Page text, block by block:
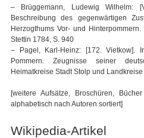
– Brüggemann, Ludewig Wilhelm:
Beschreibung des gegenwärtigen
Herzogthums Vor- und
Stettin 1784, S. 940
– Pagel, Karl-Heinz: [172. Vietkow].
Pommern. Zeugnisse seiner
Heimatkreise Stadt Stolp und
[weitere Aufsätze, Broschüren,
alphabetisch nach Autoren sortiert]
Wikipedia-Artikel